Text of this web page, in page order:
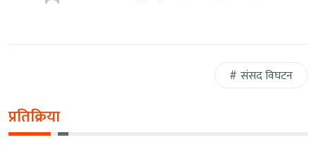
संसद विघटन
प्रतिक्रिया